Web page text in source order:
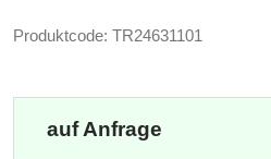
Produktcode: TR24631101
auf Anfrage